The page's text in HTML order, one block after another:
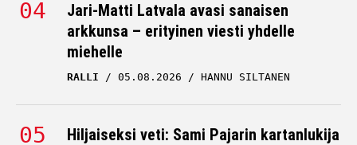
Jari-Matti Latvala avasi sanaisen
arkkunsa – erityinen viesti yhdelle
miehelle
RALLI 05.08.2026 HANNU SILTANEN
Hiljaiseksi veti: Sami Pajarin kartanlukija